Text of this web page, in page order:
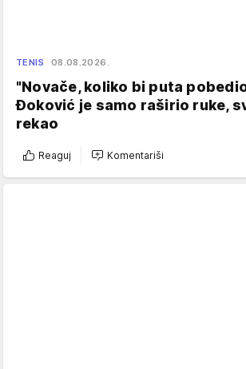
TENIS 08.08.2026.
"Novače, koliko bi puta
Đoković je samo raširio ruke,
rekao
Reaguj Komentariši